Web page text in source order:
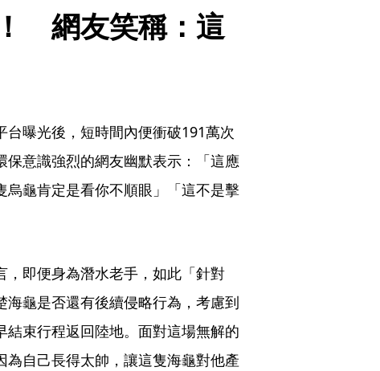
　網友笑稱：這
曝光後，短時間內便衝破191萬次
意識強烈的網友幽默表示：「這應
龜肯定是看你不順眼」「這不是擊
即便身為潛水老手，如此「針對
龜是否還有後續侵略行為，考慮到
束行程返回陸地。面對這場無解的
自己長得太帥，讓這隻海龜對他產